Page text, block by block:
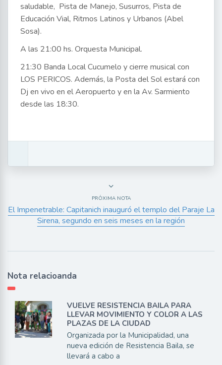
saludable, Pista de Manejo, Susurros, Pista de
Educación Vial, Ritmos Latinos y Urbanos (Abel
Sosa).
A las 21:00 hs. Orquesta Municipal.
21:30 Banda Local Cucumelo y cierre musical con
LOS PERICOS. Además, la Posta del Sol estará con
Dj en vivo en el Aeropuerto y en la Av. Sarmiento
desde las 18:30.
PRÓXIMA NOTA
El Impenetrable: Capitanich inauguró el templo del Paraje La
Sirena, segundo en seis meses en la región
Nota relacioanda
VUELVE RESISTENCIA BAILA PARA
LLEVAR MOVIMIENTO Y COLOR A LAS
PLAZAS DE LA CIUDAD
Organizada por la Municipalidad, una
nueva edición de Resistencia Baila, se
llevará a cabo a